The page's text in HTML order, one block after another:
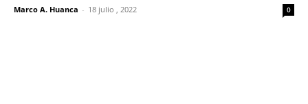
Marco A. Huanca - 18 julio , 2022 0